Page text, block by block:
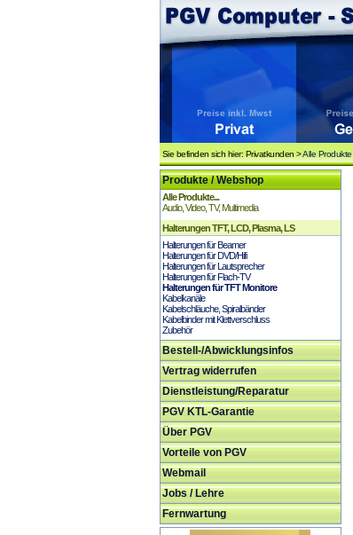
Sie befinden sich hier: Privatkunden >Alle Produkte
Produkte / Webshop
Alle Produkte...
Audio, Video, TV, Multimedia
Halterungen TFT, LCD, Plasma, LS
Halterungen für Beamer
Halterungen für DVD/Hifi
Halterungen für Lautsprecher
Halterungen für Flach-TV
Halterungen für TFT Monitore
Kabelkanäle
Kabelschläuche, Spiralbänder
Kabelbinder mit Klettverschluss
Zubehör
Bestell-/Abwicklungsinfos
Vertrag widerrufen
Dienstleistung/Reparatur
PGV KTL-Garantie
Über PGV
Vorteile von PGV
Webmail
Jobs / Lehre
Fernwartung